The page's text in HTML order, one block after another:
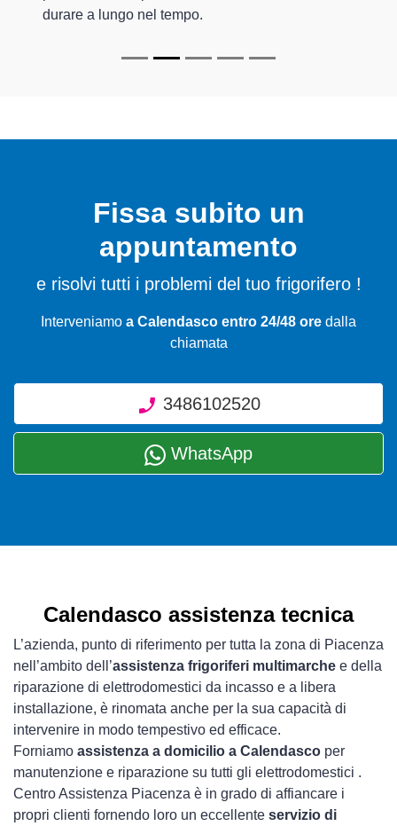
durare a lungo nel tempo.
Fissa subito un
appuntamento
e risolvi tutti i problemi del tuo frigorifero !
Interveniamo a Calendasco entro 24/48 ore dalla
chiamata
3486102520
WhatsApp
Calendasco assistenza tecnica
L’azienda, punto di riferimento per tutta la zona di Piacenza
nell’ambito dell’assistenza frigoriferi multimarche e della
riparazione di elettrodomestici da incasso e a libera
installazione, è rinomata anche per la sua capacità di
intervenire in modo tempestivo ed efficace.
Forniamo assistenza a domicilio a Calendasco per
manutenzione e riparazione su tutti gli elettrodomestici .
Centro Assistenza Piacenza è in grado di affiancare i
propri clienti fornendo loro un eccellente servizio di